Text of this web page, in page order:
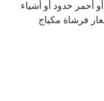
أحمر خدود أو أشياء